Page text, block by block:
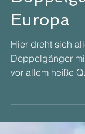
Europa
Hier dreht sich
Coworking-